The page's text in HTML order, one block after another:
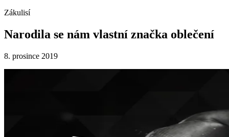
Zákulisí
Narodila se nám vlastní značka oblečení
8. prosince 2019